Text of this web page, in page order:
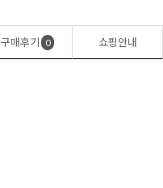
구매후기 0 쇼핑안내